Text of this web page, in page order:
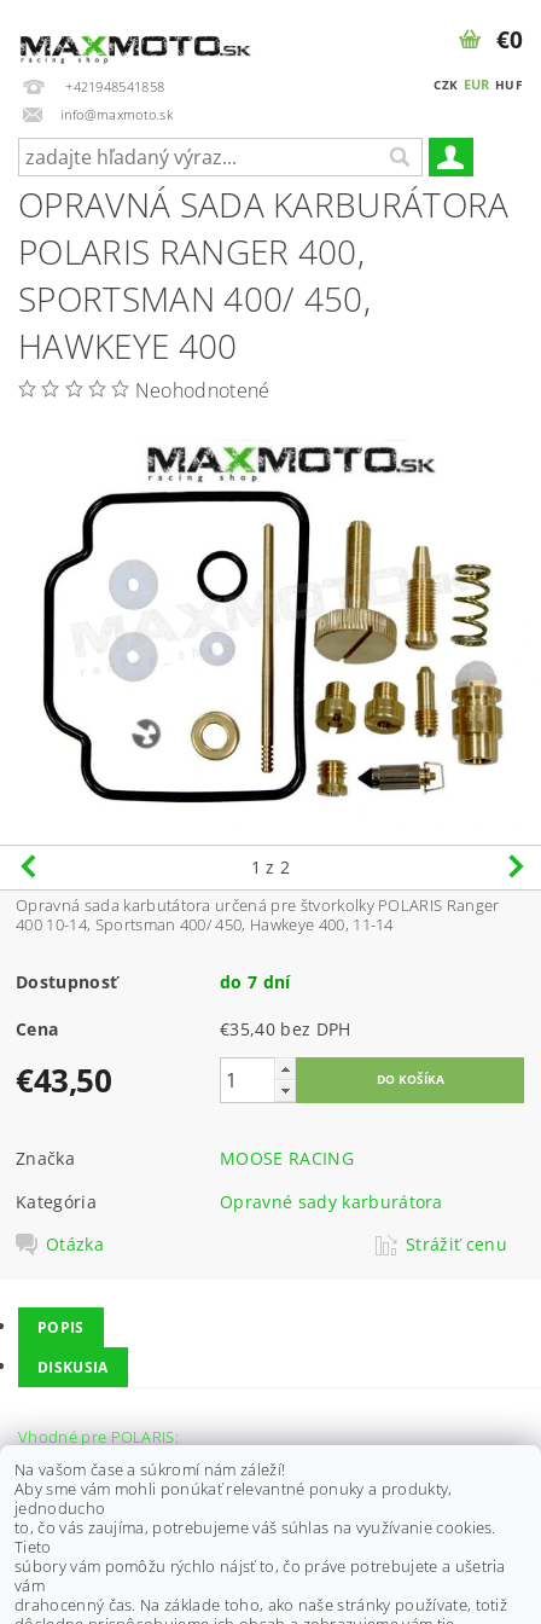
+421948541858
info@maxmoto.sk
CZK EUR HUF
€0
OPRAVNÁ SADA KARBURÁTORA
POLARIS RANGER 400,
SPORTSMAN 400/ 450,
HAWKEYE 400
Neohodnotené
1 z 2
Opravná sada karbutátora určená pre štvorkolky POLARIS Ranger
400 10-14, Sportsman 400/ 450, Hawkeye 400, 11-14
Dostupnosť do 7 dní
Cena €35,40 bez DPH
€43,50
Značka
MOOSE RACING
Kategória
Opravné sady karburátora
Otázka
Strážiť cenu
POPIS
DISKUSIA
Vhodné pre POLARIS:
Sportsman 400 HO 4x4 Built After 9/16 08,
Sportsman 400 HO 4x4 Built Before 9/16 08,
Sportsman 450 06,
Sportsman 450 Built After 7/25/06 07,
Sportsman 450 Built Before 7/25/06 07,
Hawkeye 400 HO 2x4 11-14,
Ranger 4x4 400 10-14
Na vašom čase a súkromí nám záleží!
Aby sme vám mohli ponúkať relevantné ponuky a produkty,
jednoducho
to, čo vás zaujíma, potrebujeme váš súhlas na využívanie cookies.
Tieto
súbory vám pomôžu rýchlo nájsť to, čo práve potrebujete a ušetria
vám
drahocenný čas. Na základe toho, ako naše stránky používate, totiž